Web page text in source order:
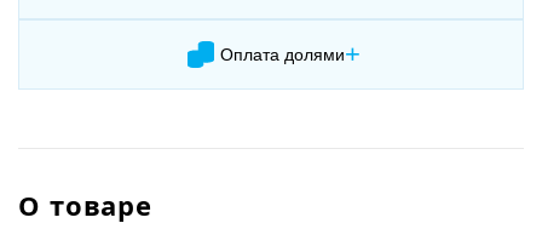
Оплата долями+
О товаре